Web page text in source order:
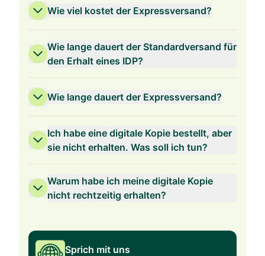
Wie viel kostet der Expressversand?
Wie lange dauert der Standardversand für
den Erhalt eines IDP?
Wie lange dauert der Expressversand?
Ich habe eine digitale Kopie bestellt, aber
sie nicht erhalten. Was soll ich tun?
Warum habe ich meine digitale Kopie
nicht rechtzeitig erhalten?
Sprich mit uns